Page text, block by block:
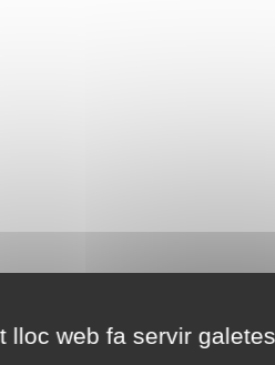
lloc web fa servir